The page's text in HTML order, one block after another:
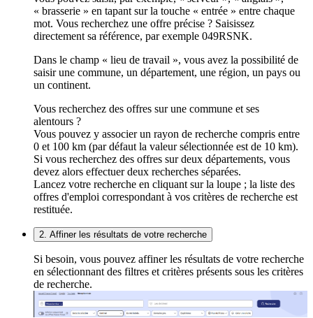
« brasserie » en tapant sur la touche « entrée » entre chaque
mot. Vous recherchez une offre précise ? Saisissez
directement sa référence, par exemple 049RSNK.
Dans le champ « lieu de travail », vous avez la possibilité de
saisir une commune, un département, une région, un pays ou
un continent.
Vous recherchez des offres sur une commune et ses
alentours ?
Vous pouvez y associer un rayon de recherche compris entre
0 et 100 km (par défaut la valeur sélectionnée est de 10 km).
Si vous recherchez des offres sur deux départements, vous
devez alors effectuer deux recherches séparées.
Lancez votre recherche en cliquant sur la loupe ; la liste des
offres d'emploi correspondant à vos critères de recherche est
restituée.
2. Affiner les résultats de votre recherche
Si besoin, vous pouvez affiner les résultats de votre recherche
en sélectionnant des filtres et critères présents sous les critères
de recherche.